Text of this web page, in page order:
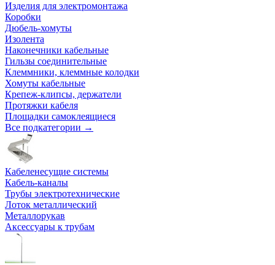
Изделия для электромонтажа
Коробки
Дюбель-хомуты
Изолента
Наконечники кабельные
Гильзы соединительные
Клеммники, клеммные колодки
Хомуты кабельные
Крепеж-клипсы, держатели
Протяжки кабеля
Площадки самоклеящиеся
Все подкатегории →
Кабеленесущие системы
Кабель-каналы
Трубы электротехнические
Лоток металлический
Металлорукав
Аксессуары к трубам